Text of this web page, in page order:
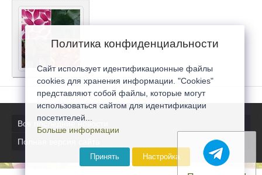
Все последние новости
Полная версия сайта
Политика конфиденциальности
Сайт использует идентификационные файлы
cookies для хранения информации. "Cookies"
представляют собой файлы, которые могут
использоваться сайтом для идентификации
посетителей...
Больше информации
Принять Настройка